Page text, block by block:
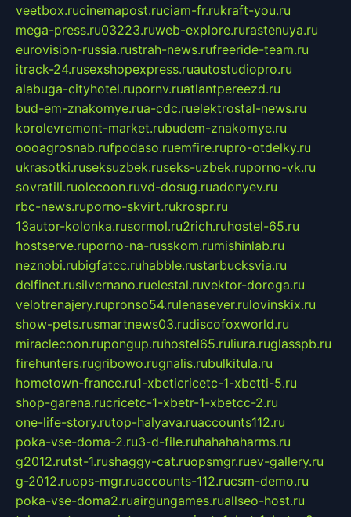
veetbox.rucinemapost.ruciam-fr.rukraft-you.ru
mega-press.ru03223.ruweb-explore.rurastenuya.ru
eurovision-russia.rustrah-news.rufreeride-team.ru
itrack-24.rusexshopexpress.ruautostudiopro.ru
alabuga-cityhotel.rupornv.ruatlantpereezd.ru
bud-em-znakomye.rua-cdc.ruelektrostal-news.ru
korolevremont-market.rubudem-znakomye.ru
oooagrosnab.rufpodaso.ruemfire.rupro-otdelky.ru
ukrasotki.ruseksuzbek.ruseks-uzbek.ruporno-vk.ru
sovratili.ruolecoon.ruvd-dosug.ruadonyev.ru
rbc-news.ruporno-skvirt.rukrospr.ru
13autor-kolonka.rusormol.ru2rich.ruhostel-65.ru
hostserve.ruporno-na-russkom.rumishinlab.ru
neznobi.rubigfatcc.ruhabble.rustarbucksvia.ru
delfinet.rusilvernano.ruelestal.ruvektor-doroga.ru
velotrenajery.rupronso54.rulenasever.rulovinskix.ru
show-pets.rusmartnews03.rudiscofoxworld.ru
miraclecoon.rupongup.ruhostel65.ruliura.ruglasspb.ru
firehunters.rugribowo.rugnalis.rubulkitula.ru
hometown-france.ru1-xbeticricetc-1-xbetti-5.ru
shop-garena.rucricetc-1-xbetr-1-xbetcc-2.ru
one-life-story.rutop-halyava.ruaccounts112.ru
poka-vse-doma-2.ru3-d-file.ruhahahaharms.ru
g2012.rutst-1.rushaggy-cat.ruopsmgr.ruev-gallery.ru
g-2012.ruops-mgr.ruaccounts-112.rucsm-demo.ru
poka-vse-doma2.ruairgungames.ruallseo-host.ru